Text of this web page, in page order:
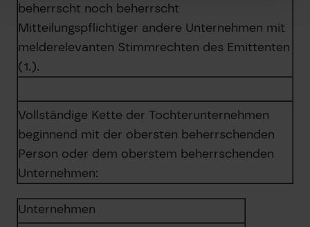
beherrscht noch beherrscht
Mitteilungspflichtiger andere Unternehmen mit
melderelevanten Stimmrechten des Emittenten
(1.).
Vollständige Kette der Tochterunternehmen
beginnend mit der obersten beherrschenden
Person oder dem oberstem beherrschenden
Unternehmen:
Unternehmen